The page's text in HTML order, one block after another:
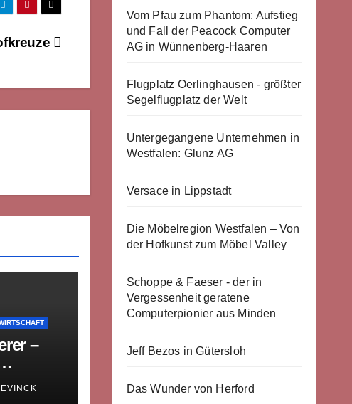
–
Vom Pfau zum Phantom: Aufstieg
und Fall der Peacock Computer
AG in Wünnenberg-Haaren
Flugplatz Oerlinghausen - größter
Segelflugplatz der Welt
Untergegangene Unternehmen in
Westfalen: Glunz AG
Versace in Lippstadt
Die Möbelregion Westfalen – Von
der Hofkunst zum Möbel Valley
Schoppe & Faeser - der in
Vergessenheit geratene
Computerpionier aus Minden
Jeff Bezos in Gütersloh
Das Wunder von Herford